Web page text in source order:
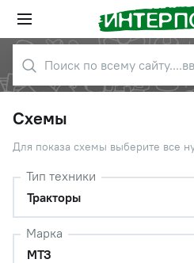
Схемы
Для показа схемы выберите все
Тип техники
Тракторы
Марка
МТЗ